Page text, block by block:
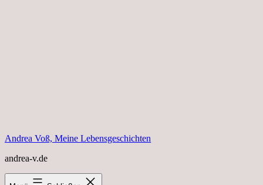
Andrea Voß, Meine Lebensgeschichten
andrea-v.de